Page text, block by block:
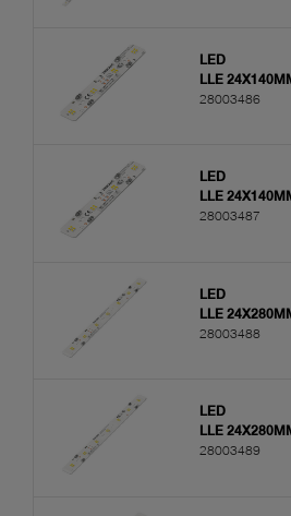
LED
LLE
28003486
LED
LLE
28003487
LED
LLE
28003488
LED
LLE
28003489